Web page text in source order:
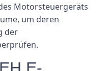
Motorsteuergeräts
um deren
der